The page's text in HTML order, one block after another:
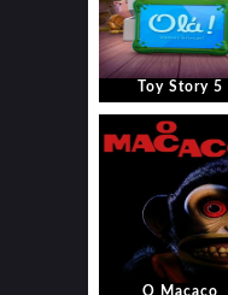
Toy Story 5
O Macaco